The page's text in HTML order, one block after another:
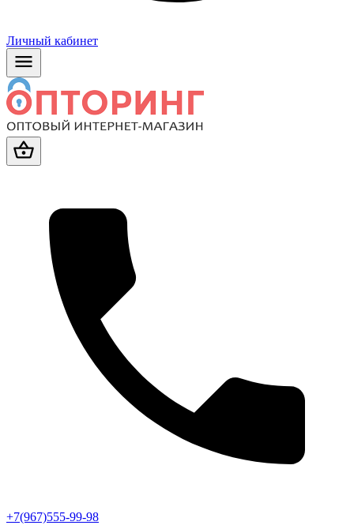
Личный кабинет
+7(967)555-99-98